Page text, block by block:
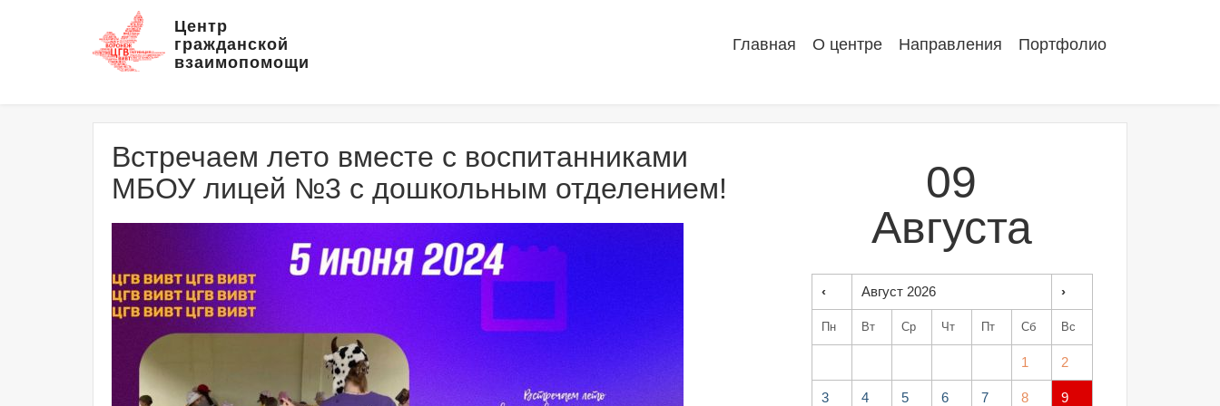
Центр
гражданской
взаимопомощи
Портфолио
Направления
О центре
Главная
Встречаем лето вместе с воспитанниками
МБОУ лицей №3 с дошкольным отделением!
09
Августа
‹ Август 2026 ›
Пн Вт Ср Чт Пт Сб Вс
1 2
3 4 5 6 7 8 9